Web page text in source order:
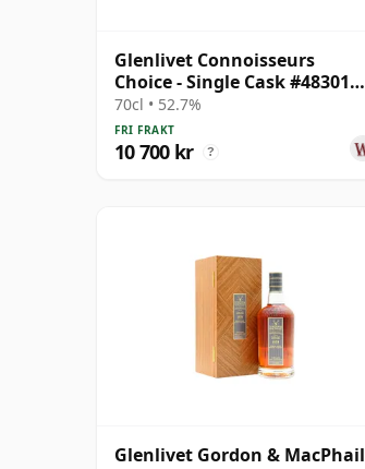
Glenlivet Connoisseurs
Choice - Single Cask #48301
1991 34 år gammal
70cl • 52.7%
FRI FRAKT
10 700 kr ?
Glenlivet Gordon & MacPhail